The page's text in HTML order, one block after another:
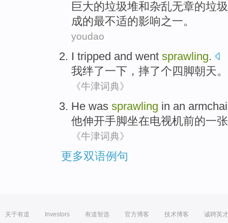
巨大的垃圾堆和杂乱无章的垃圾
成的最不适的影响之一。
youdao
I tripped and went sprawling.
我绊了一下，摔了个四脚朝天。
《牛津词典》
He was sprawling in an
他伸开手脚坐在电视机前的一张
《牛津词典》
更多双语例句
关于有道 Investors 有道智选 官方博客 技术博客 诚聘英才